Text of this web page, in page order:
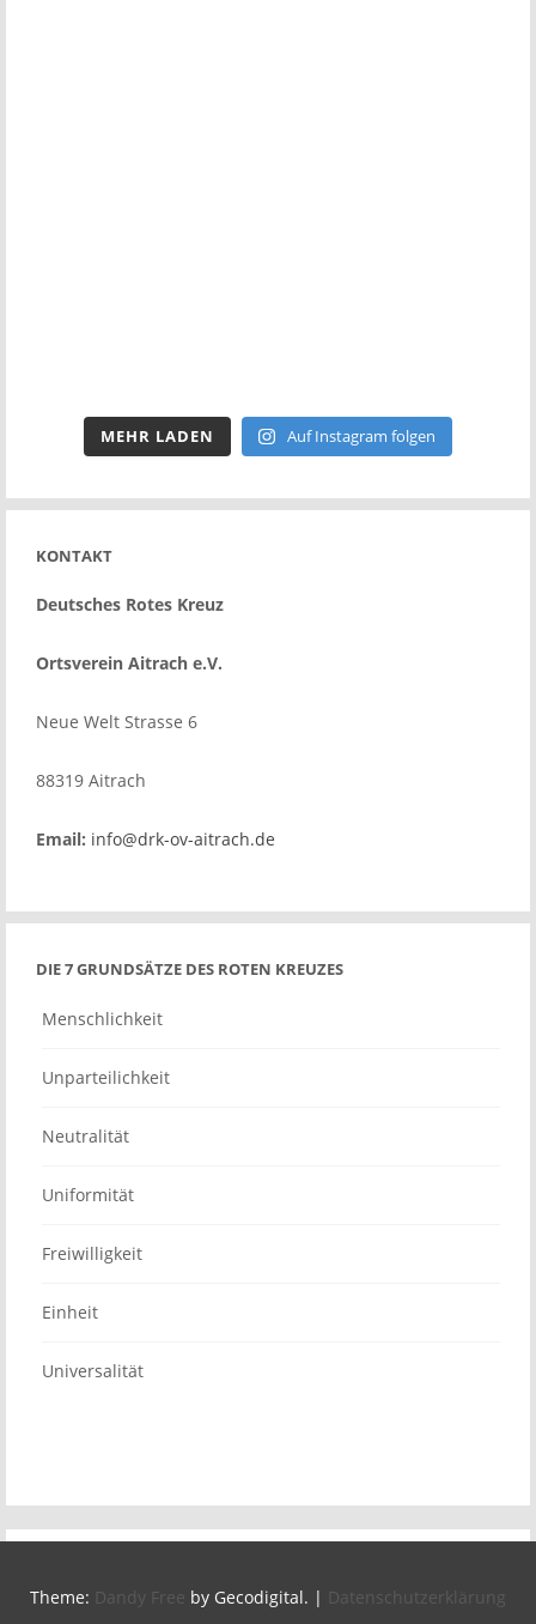
MEHR LADEN Auf Instagram folgen
KONTAKT
Deutsches Rotes Kreuz
Ortsverein Aitrach e.V.
Neue Welt Strasse 6
88319 Aitrach
Email: info@drk-ov-aitrach.de
DIE 7 GRUNDSÄTZE DES ROTEN KREUZES
Menschlichkeit
Unparteilichkeit
Neutralität
Uniformität
Freiwilligkeit
Einheit
Universalität
Theme: Dandy Free by Gecodigital. | Datenschutzerklärung